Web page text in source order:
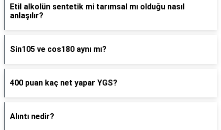
Etil alkolün sentetik mi tarımsal mı olduğu nasıl
anlaşılır?
Sin105 ve cos180 aynı mı?
400 puan kaç net yapar YGS?
Alıntı nedir?